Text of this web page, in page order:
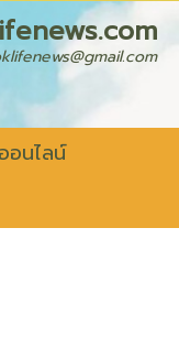
อนไลน์